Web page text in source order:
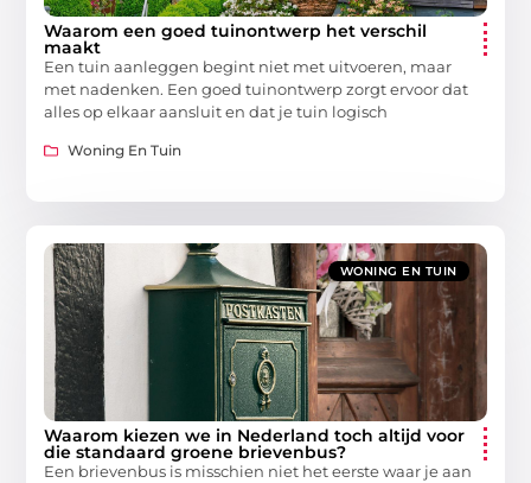
Waarom een goed tuinontwerp het verschil
maakt
Een tuin aanleggen begint niet met uitvoeren, maar
met nadenken. Een goed tuinontwerp zorgt ervoor dat
alles op elkaar aansluit en dat je tuin logisch
Woning En Tuin
WONING EN TUIN
Waarom kiezen we in Nederland toch altijd voor
die standaard groene brievenbus?
Een brievenbus is misschien niet het eerste waar je aan